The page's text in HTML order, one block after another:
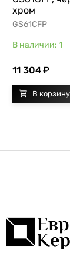
хром
GS61CFP
1
11 304